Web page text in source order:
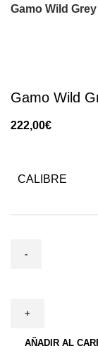
Gamo Wild
Gamo Wild
€
CALIBRE
AÑADIR AL